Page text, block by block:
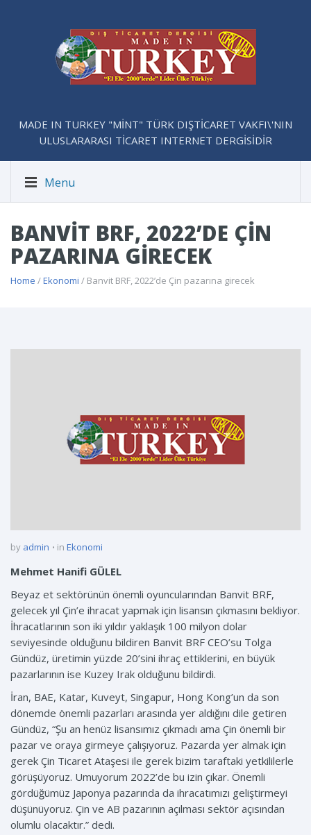
MADE IN TURKEY "MİNT" TÜRK DIŞTİCARET VAKFI\'NIN
ULUSLARARASI TİCARET INTERNET DERGİSİDİR
Menu
BANVIT BRF, 2022’DE ÇIN
PAZARINA GIRECEK
Home /Ekonomi / Banvit BRF, 2022’de Çin pazarına girecek
by admin in Ekonomi
Mehmet Hanifi GÜLEL
Beyaz et sektörünün önemli oyuncularından Banvit BRF,
gelecek yıl Çin’e ihracat yapmak için lisansın çıkmasını bekliyor.
İhracatlarının son iki yıldır yaklaşık 100 milyon dolar
seviyesinde olduğunu bildiren Banvit BRF CEO’su Tolga
Gündüz, üretimin yüzde 20’sini ihraç ettiklerini, en büyük
pazarlarının ise Kuzey Irak olduğunu bildirdi.
İran, BAE, Katar, Kuveyt, Singapur, Hong Kong’un da son
dönemde önemli pazarları arasında yer aldığını dile getiren
Gündüz, “Şu an henüz lisansımız çıkmadı ama Çin önemli bir
pazar ve oraya girmeye çalışıyoruz. Pazarda yer almak için
gerek Çin Ticaret Ataşesi ile gerek bizim taraftaki yetkililerle
görüşüyoruz. Umuyorum 2022’de bu izin çıkar. Önemli
gördüğümüz Japonya pazarında da ihracatımızı geliştirmeyi
düşünüyoruz. Çin ve AB pazarının açılması sektör açısından
olumlu olacaktır.” dedi.